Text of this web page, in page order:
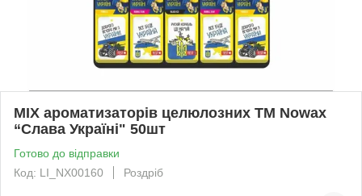
MIX ароматизаторів целюлозних TM Nowax
“Слава Україні" 50шт
Готово до відправки
Код: LI_NX00160
Роздріб